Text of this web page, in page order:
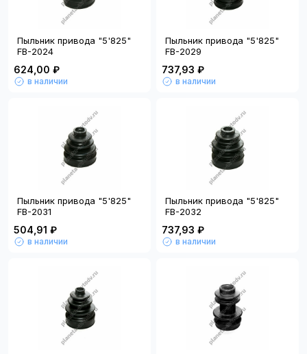
Пыльник привода "5'825"
FB-2024
624,00 ₽
в наличии
Пыльник привода "5'825"
FB-2029
737,93 ₽
в наличии
Пыльник привода "5'825"
FB-2031
504,91 ₽
в наличии
Пыльник привода "5'825"
FB-2032
737,93 ₽
в наличии